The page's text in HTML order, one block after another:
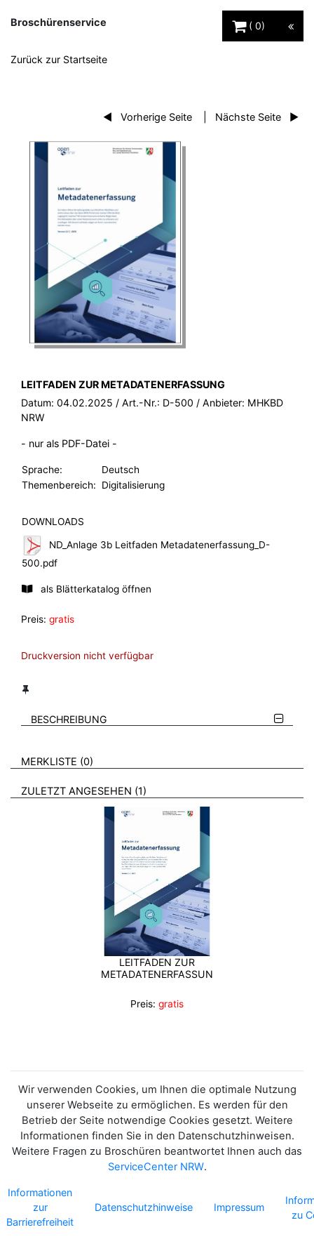
Broschürenservice
0
Zurück zur Startseite
Vorherige Seite Nächste Seite
BROSCHÜRE:
LEITFADEN ZUR METADATENERFASSUNG
Datum: 04.02.2025 / Art.-Nr.: D-500 / Anbieter: MHKBD
NRW
- nur als PDF-Datei -
Sprache:
Deutsch
Themenbereich:
Digitalisierung
DOWNLOADS
ND_Anlage 3b Leitfaden Metadatenerfassung_D-
500.pdf
als Blätterkatalog öffnen
Preis: gratis
Druckversion nicht verfügbar
BESCHREIBUNG
VERWEISE AUF VERMERKTE- ODER ZULETZT ANGESEHENE
MERKLISTE 0 BROSCHÜREN
ZULETZT ANGESEHEN 1 BROSCHÜREN
LEITFADEN ZUR
METADATENERFASSUNG
Preis: gratis
Wir verwenden Cookies, um Ihnen die optimale Nutzung
unserer Webseite zu ermöglichen. Es werden für den
Betrieb der Seite notwendige Cookies gesetzt. Weitere
Informationen finden Sie in den Datenschutzhinweisen.
Weitere Fragen zu Broschüren beantwortet Ihnen auch das
ServiceCenter NRW.
Informationen
zur
Barrierefreiheit
Datenschutzhinweise Impressum
zu